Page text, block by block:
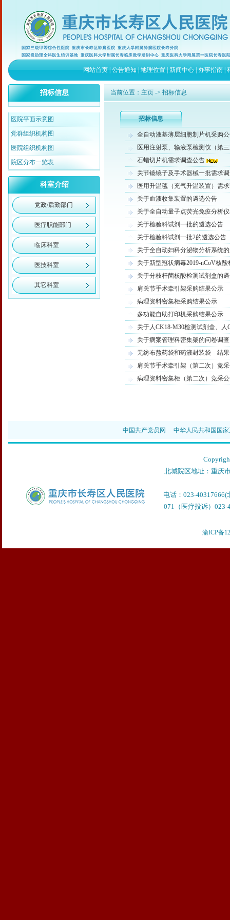
网站首页|公告通知|地理位置|新闻中心|办事指南|
招标信息
医院平面示意图
党群组织机构图
医院组织机构图
院区分布一览表
科室介绍
党政/后勤部门
医疗职能部门
临床科室
医技科室
其它科室
当前位置： 主页 -> 招标信息
招标信息
全自动液基薄层细胞制片机采购
医用注射泵、输液泵检测仪（第
石蜡切片机需求调查公告
关节镜镜子及手术器械一批需求
医用升温毯（充气升温装置）需
关于血液收集装置的遴选公告
关于全自动量子点荧光免疫分析
关于检验科试剂一批的遴选公告
关于检验科试剂一批2的遴选公告
关于全自动妇科分泌物分析系统
关于新型冠状病毒2019-nCoV核
关于分枝杆菌核酸检测试剂盒的
肩关节手术牵引架采购结果公示
病理资料密集柜采购结果公示
多功能自助打印机采购结果公示
关于人CK18-M30检测试剂盒、
关于病案管理科密集架的问卷调查
无纺布熬药袋和药液封装袋 结果
肩关节手术牵引架（第二次）竞
病理资料密集柜（第二次）竞采
中国共产党员网 中华人民共和国国
北城院区地址：重庆
电话：023-
071（医疗投诉）023-
渝ICP备